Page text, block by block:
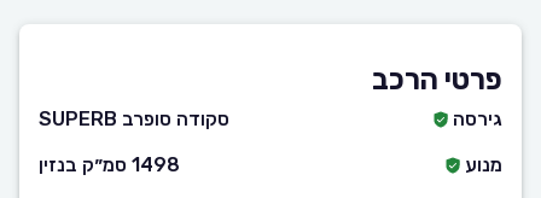
פרטי הרכב
גירסה
סקודה סופרב SUPERB
מנוע
1498 סמ״ק בנזין